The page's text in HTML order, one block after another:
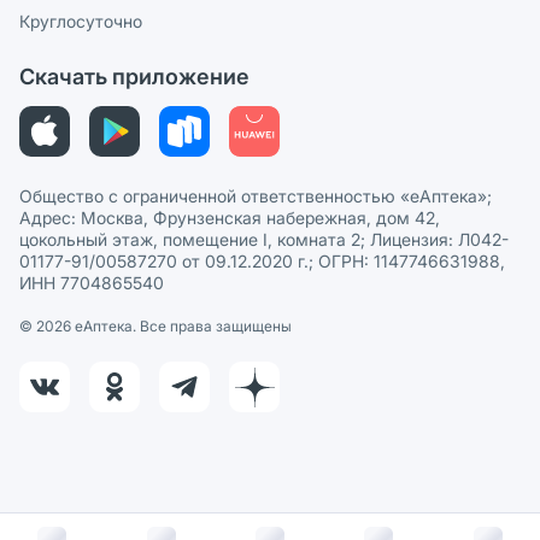
Политика рекомендаций
Этика и соответствие
Политика в отношении обработки персональных данных
Круглосуточно
Скачать приложение
Общество с ограниченной ответственностью «еАптека»;
Адрес: Москва, Фрунзенская набережная, дом 42,
цокольный этаж, помещение I, комната 2; Лицензия: Л042-
01177-91/00587270 от 09.12.2020 г.; ОГРН: 1147746631988,
ИНН 7704865540
© 2026 eАптека. Все права защищены